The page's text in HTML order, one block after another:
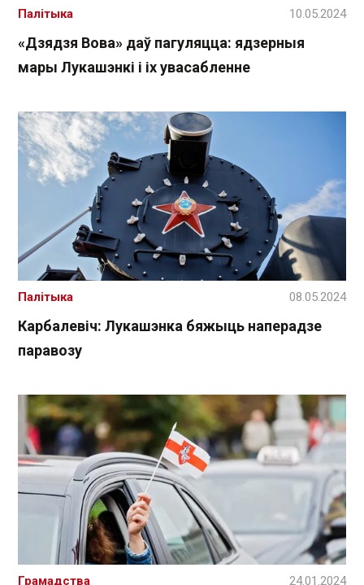
«Дзядзя Вова» даў пагуляцца: ядзерныя
мары Лукашэнкі і іх увасабленне
Палітыка 10.05.2024
Карбалевіч: Лукашэнка бяжыць наперадзе
паравозу
Палітыка 08.05.2024
Грамадства 24.01.2024